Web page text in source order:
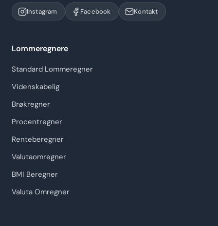
Instagram Facebook Kontakt
Lommeregnere
Standard Lommeregner
Videnskabelig
Brøkregner
Procentregner
Renteberegner
Valutaomregner
BMI Beregner
Valuta Omregner